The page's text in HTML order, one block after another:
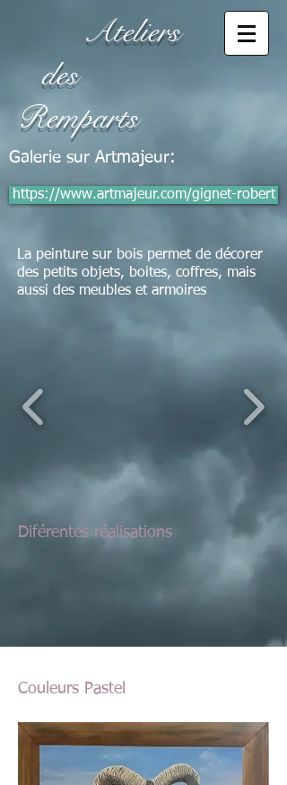
Ateliers
des
Remparts
Galerie sur Artmajeur:
https://www.artmajeur.com/gignet-robert
La peinture sur bois permet de décorer
des petits objets, boites, coffres, mais
aussi des meubles et armoires
Diférentes réalisations
Couleurs Pastel